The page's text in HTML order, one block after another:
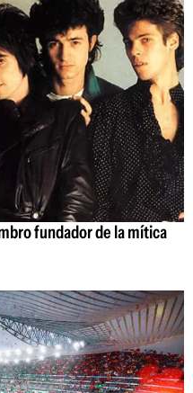
fundador de la mítica